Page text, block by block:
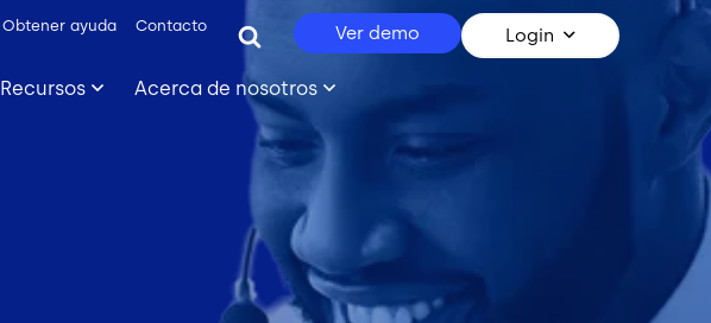
Obtener ayuda Contacto Ver demo Login
Recursos Acerca de nosotros